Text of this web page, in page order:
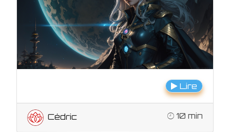
Lire
Cédric 10 min